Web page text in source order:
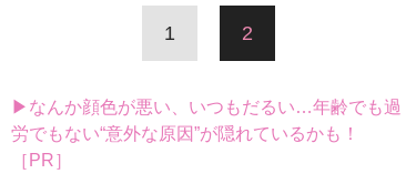
1 2
▶なんか顔色が悪い、いつもだるい…年齢でも過
労でもない“意外な原因”が隠れているかも！
［PR］